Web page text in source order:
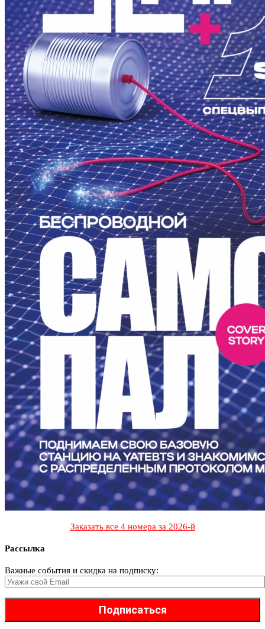
Заказать все 4 номера за 2026-й
Рассылка
Важные события и скидка на подписку: